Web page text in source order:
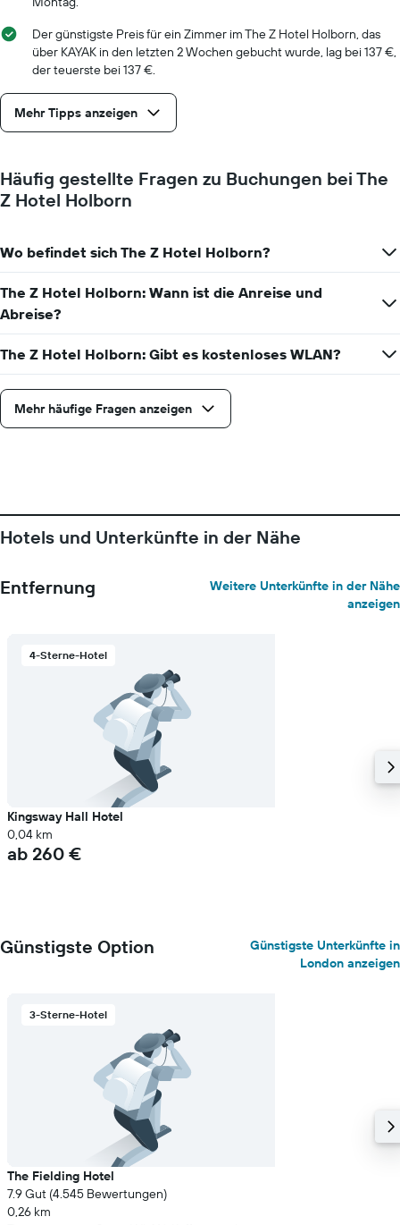
vor
dem
Aufenthalt
Das
Diagramm
hat
Achse,
die
Zimmerpreis
anzeigt
Der günstigste Preis für ein Zimmer im The Z Hotel Holborn, das
über KAYAK in den letzten 2 Wochen gebucht wurde, lag bei 137 €,
der teuerste bei 137 €.
Mehr Tipps anzeigen
Häufig gestellte Fragen zu Buchungen bei The
Z Hotel Holborn
Wo befindet sich The Z Hotel Holborn?
The Z Hotel Holborn: Wann ist die Anreise und
Abreise?
The Z Hotel Holborn: Gibt es kostenloses WLAN?
Mehr häufige Fragen anzeigen
Hotels und Unterkünfte in der Nähe
Entfernung
Weitere Unterkünfte in der Nähe
anzeigen
4-Sterne-Hotel
Kingsway Hall Hotel
0,04 km
ab 260 €
Günstigste Option
Günstigste Unterkünfte in
London anzeigen
3-Sterne-Hotel
The Fielding Hotel
7.9 Gut (4.545 Bewertungen)
0,26 km